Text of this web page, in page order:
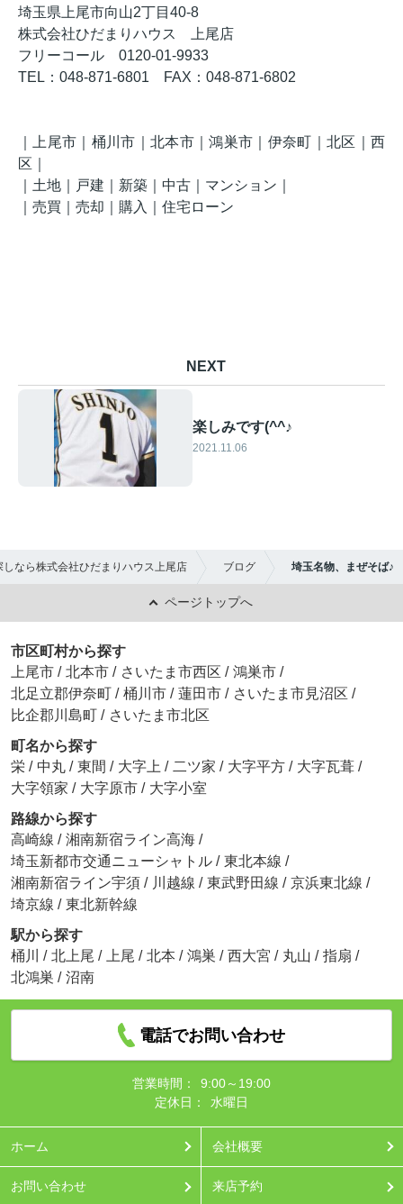
埼玉県上尾市向山2丁目40-8
株式会社ひだまりハウス 上尾店
フリーコール 0120-01-9933
TEL ：048-871-6801 FAX ： 048-871-6802
｜上尾市｜桶川市｜北本市｜鴻巣市｜伊奈町｜北区 ｜西
区
｜土地｜戸建｜新築｜中古｜マンション｜
｜売買｜売却｜購入｜住宅ローン
NEXT
楽しみです(^^♪
2021.11.06
なら株式会社ひだまりハウス上尾店 ブログ 埼玉名物、まぜそば♪
ページトップへ
市区町村から探す
上尾市 / 北本市 / さいたま市西区 / 鴻巣市 /
北足立郡伊奈町
/ 桶川市 / 蓮田市 / さいたま市見沼区 /
比企郡川島町
/ さいたま市北区
町名から探す
栄 / 中丸 / 東間 / 大字上 / 二ツ家 / 大字平方 / 大字瓦葺 /
大字領家 / 大字原市 / 大字小室
路線から探す
高崎線 / 湘南新宿ライン高海 /
埼玉新都市交通ニューシャトル / 東北本線 /
湘南新宿ライン宇須 / 川越線 / 東武野田線 / 京浜東北線 /
埼京線 / 東北新幹線
駅から探す
桶川 / 北上尾 / 上尾 / 北本 / 鴻巣 / 西大宮 / 丸山 / 指扇 /
北鴻巣 / 沼南
電話でお問い合わせ
営業時間：
9:00～19:00
定休日：
水曜日
ホーム 会社概要
お問い合わせ 来店予約